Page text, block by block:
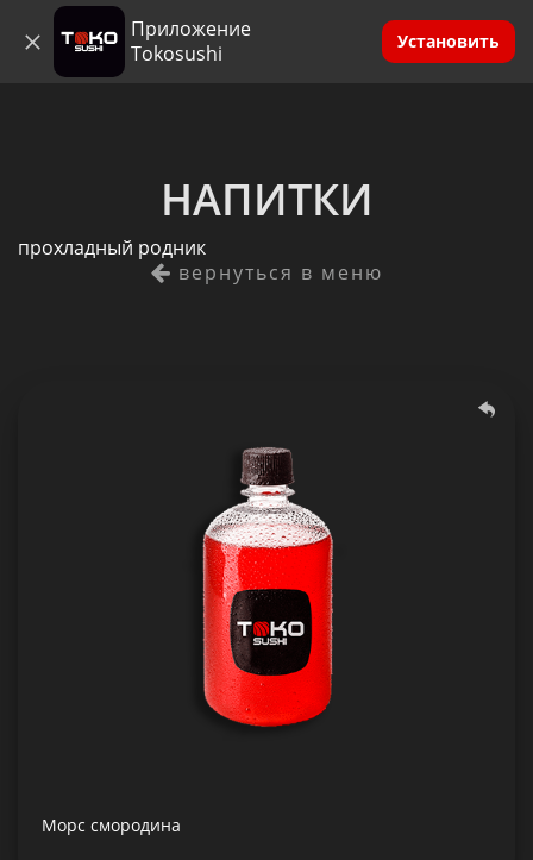
Приложение
Tokosushi
Установить
0
НАПИТКИ
прохладный родник
вернуться в меню
Морс смородина
500 гр.